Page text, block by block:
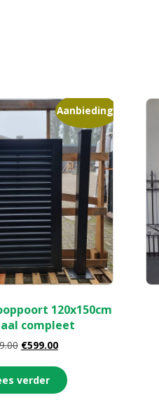
Aanbieding!
120x150cm
compleet
€599.00
verder